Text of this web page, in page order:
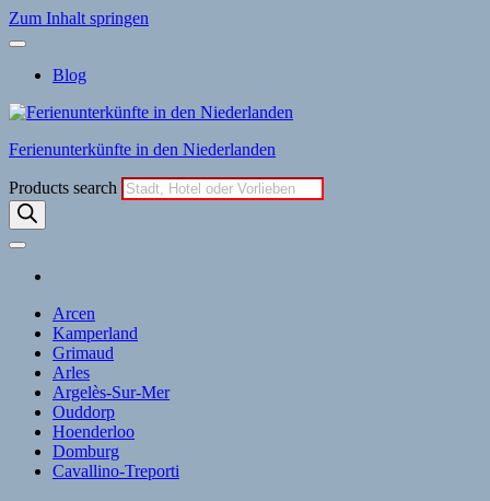
Zum Inhalt springen
Blog
Ferienunterkünfte in den Niederlanden
Products search
Arcen
Kamperland
Grimaud
Arles
Argelès-Sur-Mer
Ouddorp
Hoenderloo
Domburg
Cavallino-Treporti